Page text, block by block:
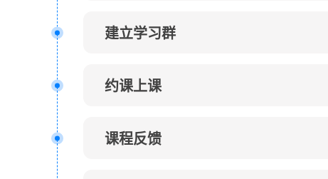
建立学习群
约课上课
课程反馈